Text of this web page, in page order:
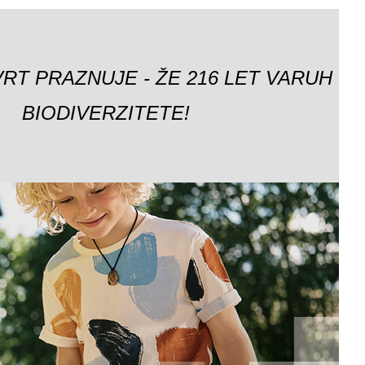
PRAZNUJE - ŽE 216 LET VARUH
BIODIVERZITETE!